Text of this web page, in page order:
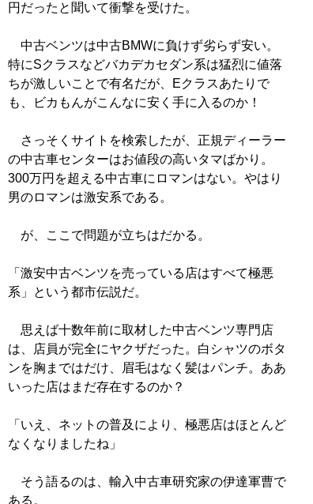
円だったと聞いて衝撃を受けた。
中古ベンツは中古BMWに負けず劣らず安い。
特にSクラスなどバカデカセダン系は猛烈に値落
ちが激しいことで有名だが、Eクラスあたりで
も、ビカもんがこんなに安く手に入るのか！
さっそくサイトを検索したが、正規ディーラー
の中古車センターはお値段の高いタマばかり。
300万円を超える中古車にロマンはない。やはり
男のロマンは激安系である。
が、ここで問題が立ちはだかる。
「激安中古ベンツを売っている店はすべて極悪
系」という都市伝説だ。
思えば十数年前に取材した中古ベンツ専門店
は、店員が完全にヤクザだった。白シャツのボタ
ンを胸まではだけ、眉毛はなく髪はパンチ。ああ
いった店はまだ存在するのか？
「いえ、ネットの普及により、極悪店はほとんど
なくなりましたね」
そう語るのは、輸入中古車研究家の伊達軍曹で
ある。